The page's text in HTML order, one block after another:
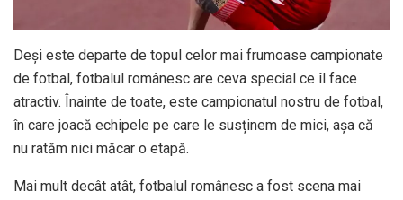
Deși este departe de topul celor mai frumoase campionate
de fotbal, fotbalul românesc are ceva special ce îl face
atractiv. Înainte de toate, este campionatul nostru de fotbal,
în care joacă echipele pe care le susținem de mici, așa că
nu ratăm nici măcar o etapă.
Mai mult decât atât, fotbalul românesc a fost scena mai